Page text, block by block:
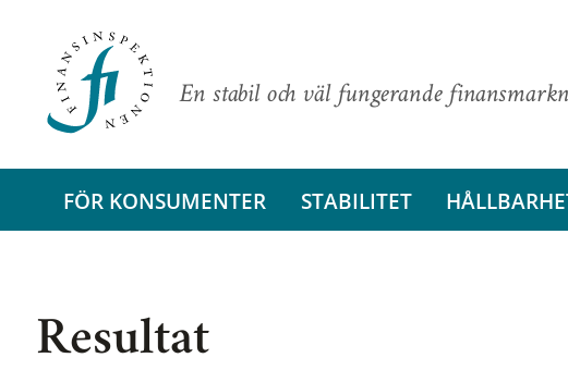
En stabil och väl fungerande
FÖR KONSUMENTER STABILITET
Resultat